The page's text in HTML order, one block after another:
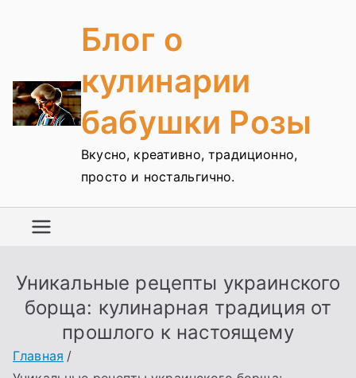
содержимомуБлог о
кулинарии
бабушки Розы
Вкусно, креативно, традиционно,
просто и ностальгично.
Уникальные рецепты украинского
борща: кулинарная традиция от
прошлого к настоящему
Главная